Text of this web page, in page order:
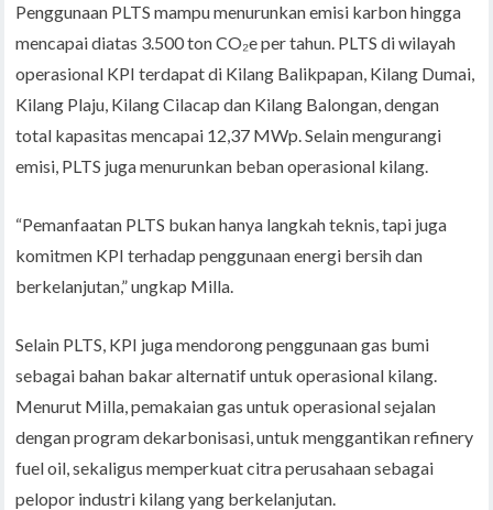
Penggunaan PLTS mampu menurunkan emisi karbon hingga
mencapai diatas 3.500 ton CO₂e per tahun. PLTS di wilayah
operasional KPI terdapat di Kilang Balikpapan, Kilang Dumai,
Kilang Plaju, Kilang Cilacap dan Kilang Balongan, dengan
total kapasitas mencapai 12,37 MWp. Selain mengurangi
emisi, PLTS juga menurunkan beban operasional kilang.
“Pemanfaatan PLTS bukan hanya langkah teknis, tapi juga
komitmen KPI terhadap penggunaan energi bersih dan
berkelanjutan,” ungkap Milla.
Selain PLTS, KPI juga mendorong penggunaan gas bumi
sebagai bahan bakar alternatif untuk operasional kilang.
Menurut Milla, pemakaian gas untuk operasional sejalan
dengan program dekarbonisasi, untuk menggantikan refinery
fuel oil, sekaligus memperkuat citra perusahaan sebagai
pelopor industri kilang yang berkelanjutan.